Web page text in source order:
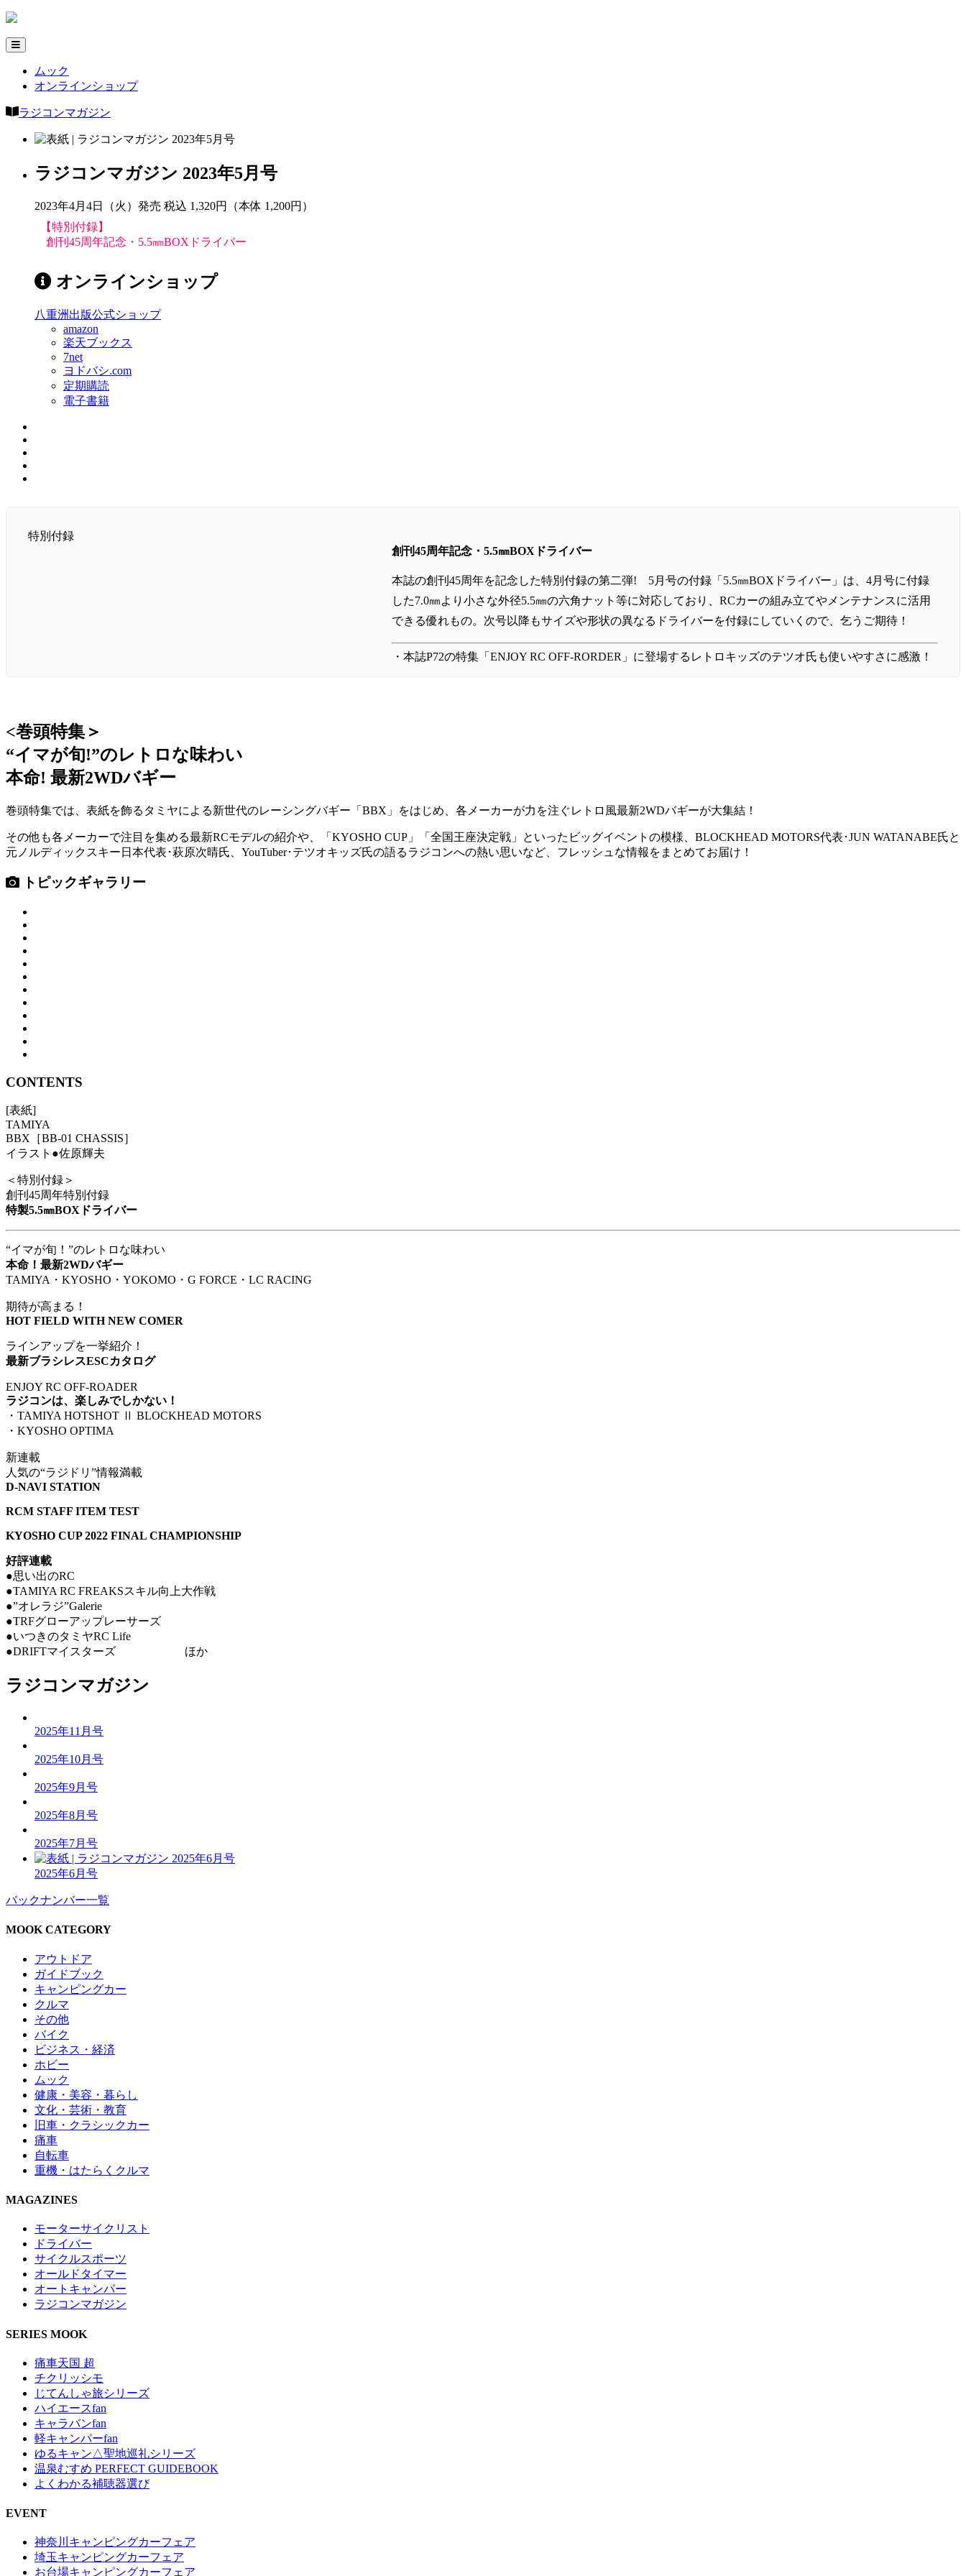
ムック
オンラインショップ
ラジコンマガジン
ラジコンマガジン 2023年5月号
2023年4月4日（火）発売 税込 1,320円（本体 1,200円）
【特別付録】
創刊45周年記念・5.5㎜BOXドライバー
オンラインショップ
八重洲出版公式ショップ
amazon
楽天ブックス
7net
ヨドバシ.com
定期購読
電子書籍
特別付録
創刊45周年記念・5.5㎜BOXドライバー
本誌の創刊45周年を記念した特別付録の第二弾! 5月号の付録「5.5㎜BOXドライバー」は、4月号に付録
した7.0㎜より小さな外径5.5㎜の六角ナット等に対応しており、RCカーの組み立てやメンテナンスに活用
できる優れもの。次号以降もサイズや形状の異なるドライバーを付録にしていくので、乞うご期待！
・本誌P72の特集「ENJOY RC OFF-RORDER」に登場するレトロキッズのテツオ氏も使いやすさに感激！
<巻頭特集＞
“イマが旬!”のレトロな味わい
本命! 最新2WDバギー
巻頭特集では、表紙を飾るタミヤによる新世代のレーシングバギー「BBX」をはじめ、各メーカーが力を注ぐレトロ風最新2WDバギーが大集結！
その他も各メーカーで注目を集める最新RCモデルの紹介や、「KYOSHO CUP」「全国王座決定戦」といったビッグイベントの模様、BLOCKHEAD MOTORS代表･JUN WATANABE氏と
元ノルディックスキー日本代表･萩原次晴氏、YouTuber･テツオキッズ氏の語るラジコンへの熱い思いなど、フレッシュな情報をまとめてお届け！
トピックギャラリー
CONTENTS
[表紙]
TAMIYA
BBX［BB-01 CHASSIS］
イラスト●佐原輝夫
＜特別付録＞
創刊45周年特別付録
特製5.5㎜BOXドライバー
“イマが旬！”のレトロな味わい
本命！最新2WDバギー
TAMIYA・KYOSHO・YOKOMO・G FORCE・LC RACING
期待が高まる！
HOT FIELD WITH NEW COMER
ラインアップを一挙紹介！
最新ブラシレスESCカタログ
ENJOY RC OFF-ROADER
ラジコンは、楽しみでしかない！
・TAMIYA HOTSHOT Ⅱ BLOCKHEAD MOTORS
・KYOSHO OPTIMA
新連載
人気の“ラジドリ”情報満載
D-NAVI STATION
RCM STAFF ITEM TEST
KYOSHO CUP 2022 FINAL CHAMPIONSHIP
好評連載
●思い出のRC
●TAMIYA RC FREAKSスキル向上大作戦
●”オレラジ”Galerie
●TRFグローアップレーサーズ
●いつきのタミヤRC Life
●DRIFTマイスターズ ほか
ラジコンマガジン
2025年11月号
2025年10月号
2025年9月号
2025年8月号
2025年7月号
2025年6月号
バックナンバー一覧
MOOK CATEGORY
アウトドア
ガイドブック
キャンピングカー
クルマ
その他
バイク
ビジネス・経済
ホビー
ムック
健康・美容・暮らし
文化・芸術・教育
旧車・クラシックカー
痛車
自転車
重機・はたらくクルマ
MAGAZINES
モーターサイクリスト
ドライバー
サイクルスポーツ
オールドタイマー
オートキャンパー
ラジコンマガジン
SERIES MOOK
痛車天国 超
チクリッシモ
じてんしゃ旅シリーズ
ハイエースfan
キャラバンfan
軽キャンパーfan
ゆるキャン△聖地巡礼シリーズ
温泉むすめ PERFECT GUIDEBOOK
よくわかる補聴器選び
EVENT
神奈川キャンピングカーフェア
埼玉キャンピングカーフェア
お台場キャンピングカーフェア